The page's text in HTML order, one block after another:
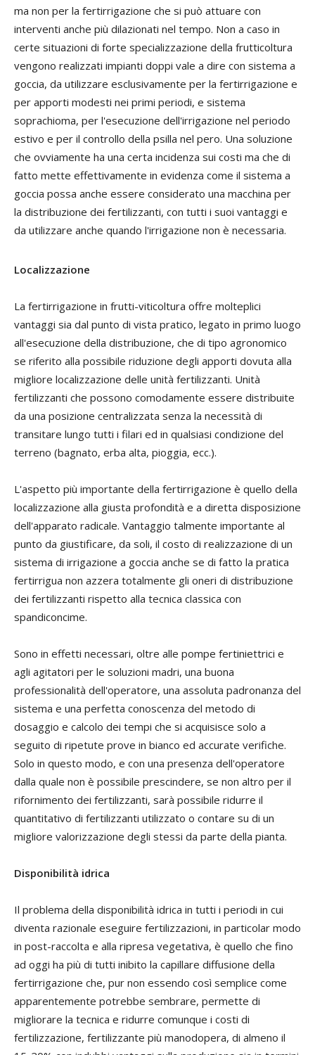
ma non per la fertirrigazione che si può attuare con
interventi anche più dilazionati nel tempo. Non a caso in
certe situazioni di forte specializzazione della frutticoltura
vengono realizzati impianti doppi vale a dire con sistema a
goccia, da utilizzare esclusivamente per la fertirrigazione e
per apporti modesti nei primi periodi, e sistema
soprachioma, per l'esecuzione dell'irrigazione nel periodo
estivo e per il controllo della psilla nel pero. Una soluzione
che ovviamente ha una certa incidenza sui costi ma che di
fatto mette effettivamente in evidenza come il sistema a
goccia possa anche essere considerato una macchina per
la distribuzione dei fertilizzanti, con tutti i suoi vantaggi e
da utilizzare anche quando l'irrigazione non è necessaria.
Localizzazione
La fertirrigazione in frutti-viticoltura offre molteplici
vantaggi sia dal punto di vista pratico, legato in primo luogo
all'esecuzione della distribuzione, che di tipo agronomico
se riferito alla possibile riduzione degli apporti dovuta alla
migliore localizzazione delle unità fertilizzanti. Unità
fertilizzanti che possono comodamente essere distribuite
da una posizione centralizzata senza la necessità di
transitare lungo tutti i filari ed in qualsiasi condizione del
terreno (bagnato, erba alta, pioggia, ecc.).
L'aspetto più importante della fertirrigazione è quello della
localizzazione alla giusta profondità e a diretta disposizione
dell'apparato radicale. Vantaggio talmente importante al
punto da giustificare, da soli, il costo di realizzazione di un
sistema di irrigazione a goccia anche se di fatto la pratica
fertirrigua non azzera totalmente gli oneri di distribuzione
dei fertilizzanti rispetto alla tecnica classica con
spandiconcime.
Sono in effetti necessari, oltre alle pompe fertiniettrici e
agli agitatori per le soluzioni madri, una buona
professionalità dell'operatore, una assoluta padronanza del
sistema e una perfetta conoscenza del metodo di
dosaggio e calcolo dei tempi che si acquisisce solo a
seguito di ripetute prove in bianco ed accurate verifiche.
Solo in questo modo, e con una presenza dell'operatore
dalla quale non è possibile prescindere, se non altro per il
rifornimento dei fertilizzanti, sarà possibile ridurre il
quantitativo di fertilizzanti utilizzato o contare su di un
migliore valorizzazione degli stessi da parte della pianta.
Disponibilità idrica
Il problema della disponibilità idrica in tutti i periodi in cui
diventa razionale eseguire fertilizzazioni, in particolar modo
in post-raccolta e alla ripresa vegetativa, è quello che fino
ad oggi ha più di tutti inibito la capillare diffusione della
fertirrigazione che, pur non essendo così semplice come
apparentemente potrebbe sembrare, permette di
migliorare la tecnica e ridurre comunque i costi di
fertilizzazione, fertilizzante più manodopera, di almeno il